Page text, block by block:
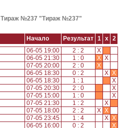
Тираж №237 "Тираж №237"
Начало Результат 1 x
2
06-05 19:00 2 : 2
X
06-05 21:30 1 : 0 X X
07-05 20:00 2 : 0
X
06-05 18:30 0 : 2 X X
06-05 18:30 1 : 1
X
07-05 20:30 2 : 0
X
07-05 15:00 1 : 0
X
07-05 21:30 1 : 2
X
07-05 18:00 2 : 2 X X
07-05 23:45 1 : 4 X X
06-05 16:00 0 : 2
X